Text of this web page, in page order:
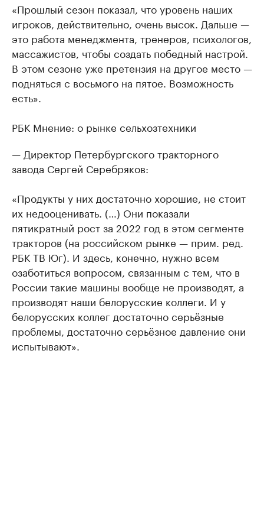
«Прошлый сезон показал, что уровень наших
игроков, действительно, очень высок. Дальше —
это работа менеджмента, тренеров, психологов,
массажистов, чтобы создать победный настрой.
В этом сезоне уже претензия на другое место —
подняться с восьмого на пятое. Возможность
есть».
РБК Мнение: о рынке сельхозтехники
— Директор Петербургского тракторного
завода Сергей Серебряков:
«Продукты у них достаточно хорошие, не стоит
их недооценивать. (…) Они показали
пятикратный рост за 2022 год в этом сегменте
тракторов (на российском рынке — прим. ред.
РБК ТВ Юг). И здесь, конечно, нужно всем
озаботиться вопросом, связанным с тем, что в
России такие машины вообще не производят, а
производят наши белорусские коллеги. И у
белорусских коллег достаточно серьёзные
проблемы, достаточно серьёзное давление они
испытывают».